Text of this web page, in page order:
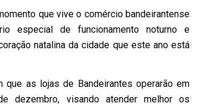
que vive o comércio bandeirantense
especial de funcionamento noturno e
natalina da cidade que este ano está
que as lojas de Bandeirantes operarão em
dezembro, visando atender melhor os